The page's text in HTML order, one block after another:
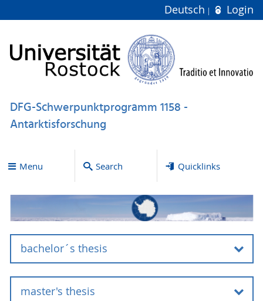
Deutsch Login
DFG-Schwerpunktprogramm 1158 -
Antarktisforschung
Menu Search Quicklinks
bachelor´s thesis
2024
master's thesis